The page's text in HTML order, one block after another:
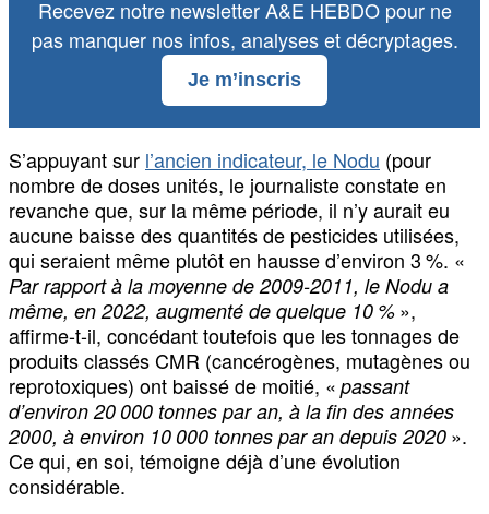
Recevez notre newsletter A&E HEBDO pour ne
pas manquer nos infos, analyses et décryptages.
Je m’inscris
S’appuyant sur l’ancien indicateur, le Nodu (pour
nombre de doses unités, le journaliste constate en
revanche que, sur la même période, il n’y aurait eu
aucune baisse des quantités de pesticides utilisées,
qui seraient même plutôt en hausse d’environ 3 %. «
Par rapport à la moyenne de 2009-2011, le Nodu a
même, en 2022, augmenté de quelque 10 % »,
affirme-t-il, concédant toutefois que les tonnages de
produits classés CMR (cancérogènes, mutagènes ou
reprotoxiques) ont baissé de moitié, « passant
d’environ 20 000 tonnes par an, à la fin des années
2000, à environ 10 000 tonnes par an depuis 2020 ».
Ce qui, en soi, témoigne déjà d’une évolution
considérable.